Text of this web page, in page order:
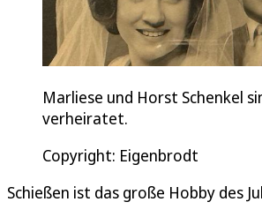
Marliese und Horst Schenkel
verheiratet.
Copyright: Eigenbrodt
Schießen ist das große Hobby des